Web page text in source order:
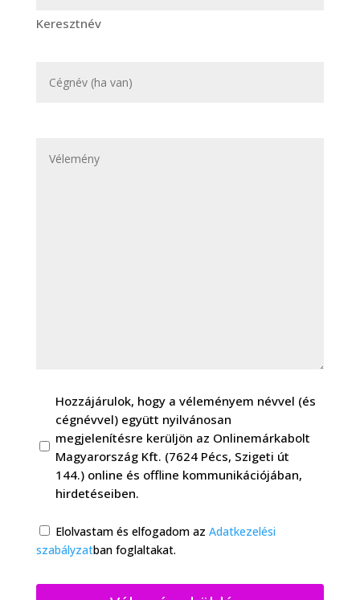
Keresztnév
(ha
(Kötelező)
Hozzájárulok, hogy a véleményem névvel (és
cégnévvel) együtt nyilvánosan
megjelenítésre kerüljön az Onlinemárkabolt
Magyarország Kft. (7624 Pécs, Szigeti út
144.) online és offline kommunikációjában,
hirdetéseiben.
Consent
(Kötelező)
Elolvastam és elfogadom az Adatkezelési
szabályzatban foglaltakat.